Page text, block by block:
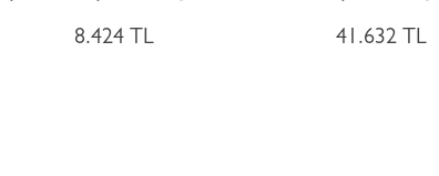
8.424 TL 41.632 TL